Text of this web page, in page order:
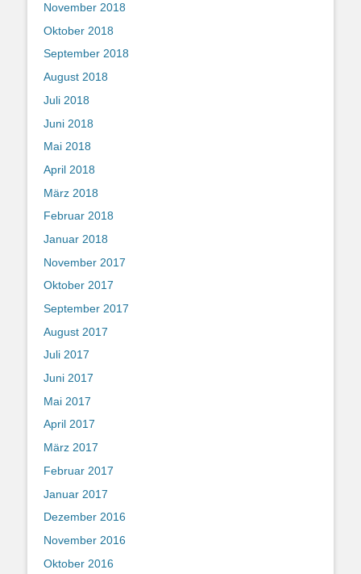
November 2018
Oktober 2018
September 2018
August 2018
Juli 2018
Juni 2018
Mai 2018
April 2018
März 2018
Februar 2018
Januar 2018
November 2017
Oktober 2017
September 2017
August 2017
Juli 2017
Juni 2017
Mai 2017
April 2017
März 2017
Februar 2017
Januar 2017
Dezember 2016
November 2016
Oktober 2016